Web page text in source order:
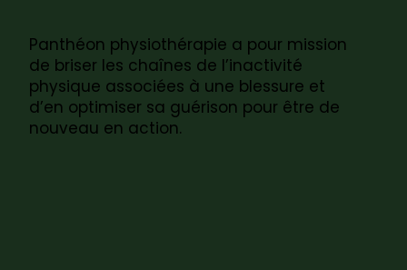
Panthéon physiothérapie a pour mission
de briser les chaînes de l’inactivité
physique associées à une blessure et
d’en optimiser sa guérison pour être de
nouveau en action.